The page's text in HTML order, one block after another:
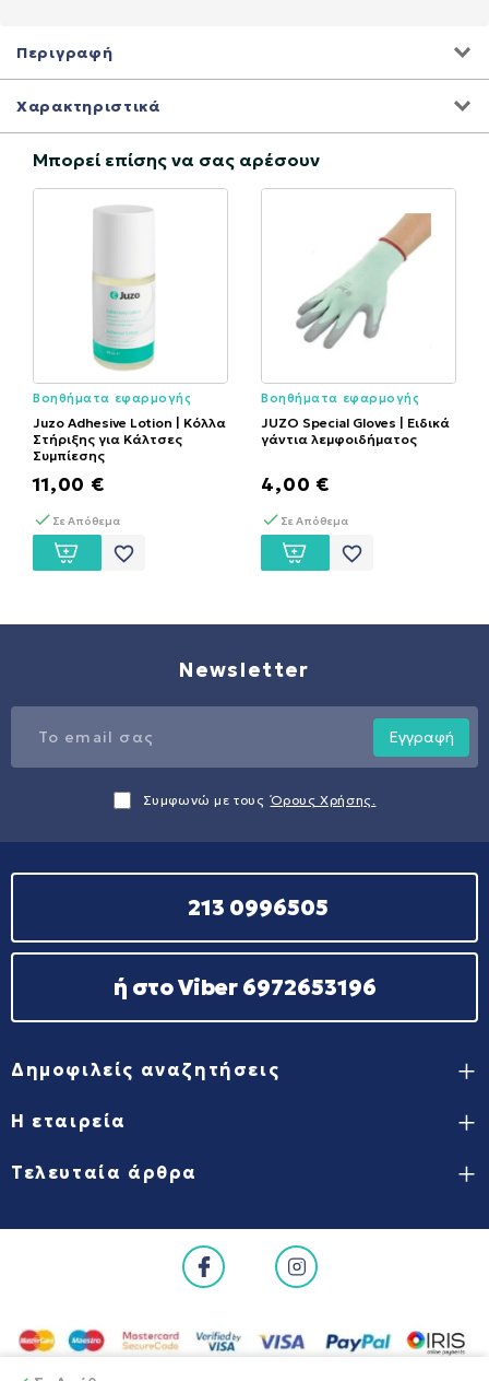
Περιγραφή
Χαρακτηριστικά
Μπορεί επίσης να σας αρέσουν
Βοηθήματα εφαρμογής
Juzo Adhesive Lotion | Κόλλα
Στήριξης για Κάλτσες
Συμπίεσης
11,00 €
Σε Απόθεμα
favorite_border
Βοηθήματα εφαρμογής
JUZO Special Gloves | Ειδικά
γάντια λεμφοιδήματος
4,00 €
Σε Απόθεμα
favorite_border
Newsletter
Εγγραφή
Συμφωνώ με τους Όρους Χρήσης.
213 0996505
ή στο Viber 6972653196
Δημοφιλείς αναζητήσεις
Η εταιρεία
Τελευταία άρθρα